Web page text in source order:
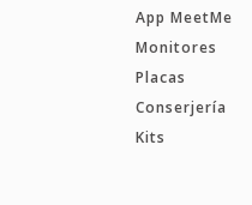
App MeetMe
Monitores
Placas
Conserjería
Kits